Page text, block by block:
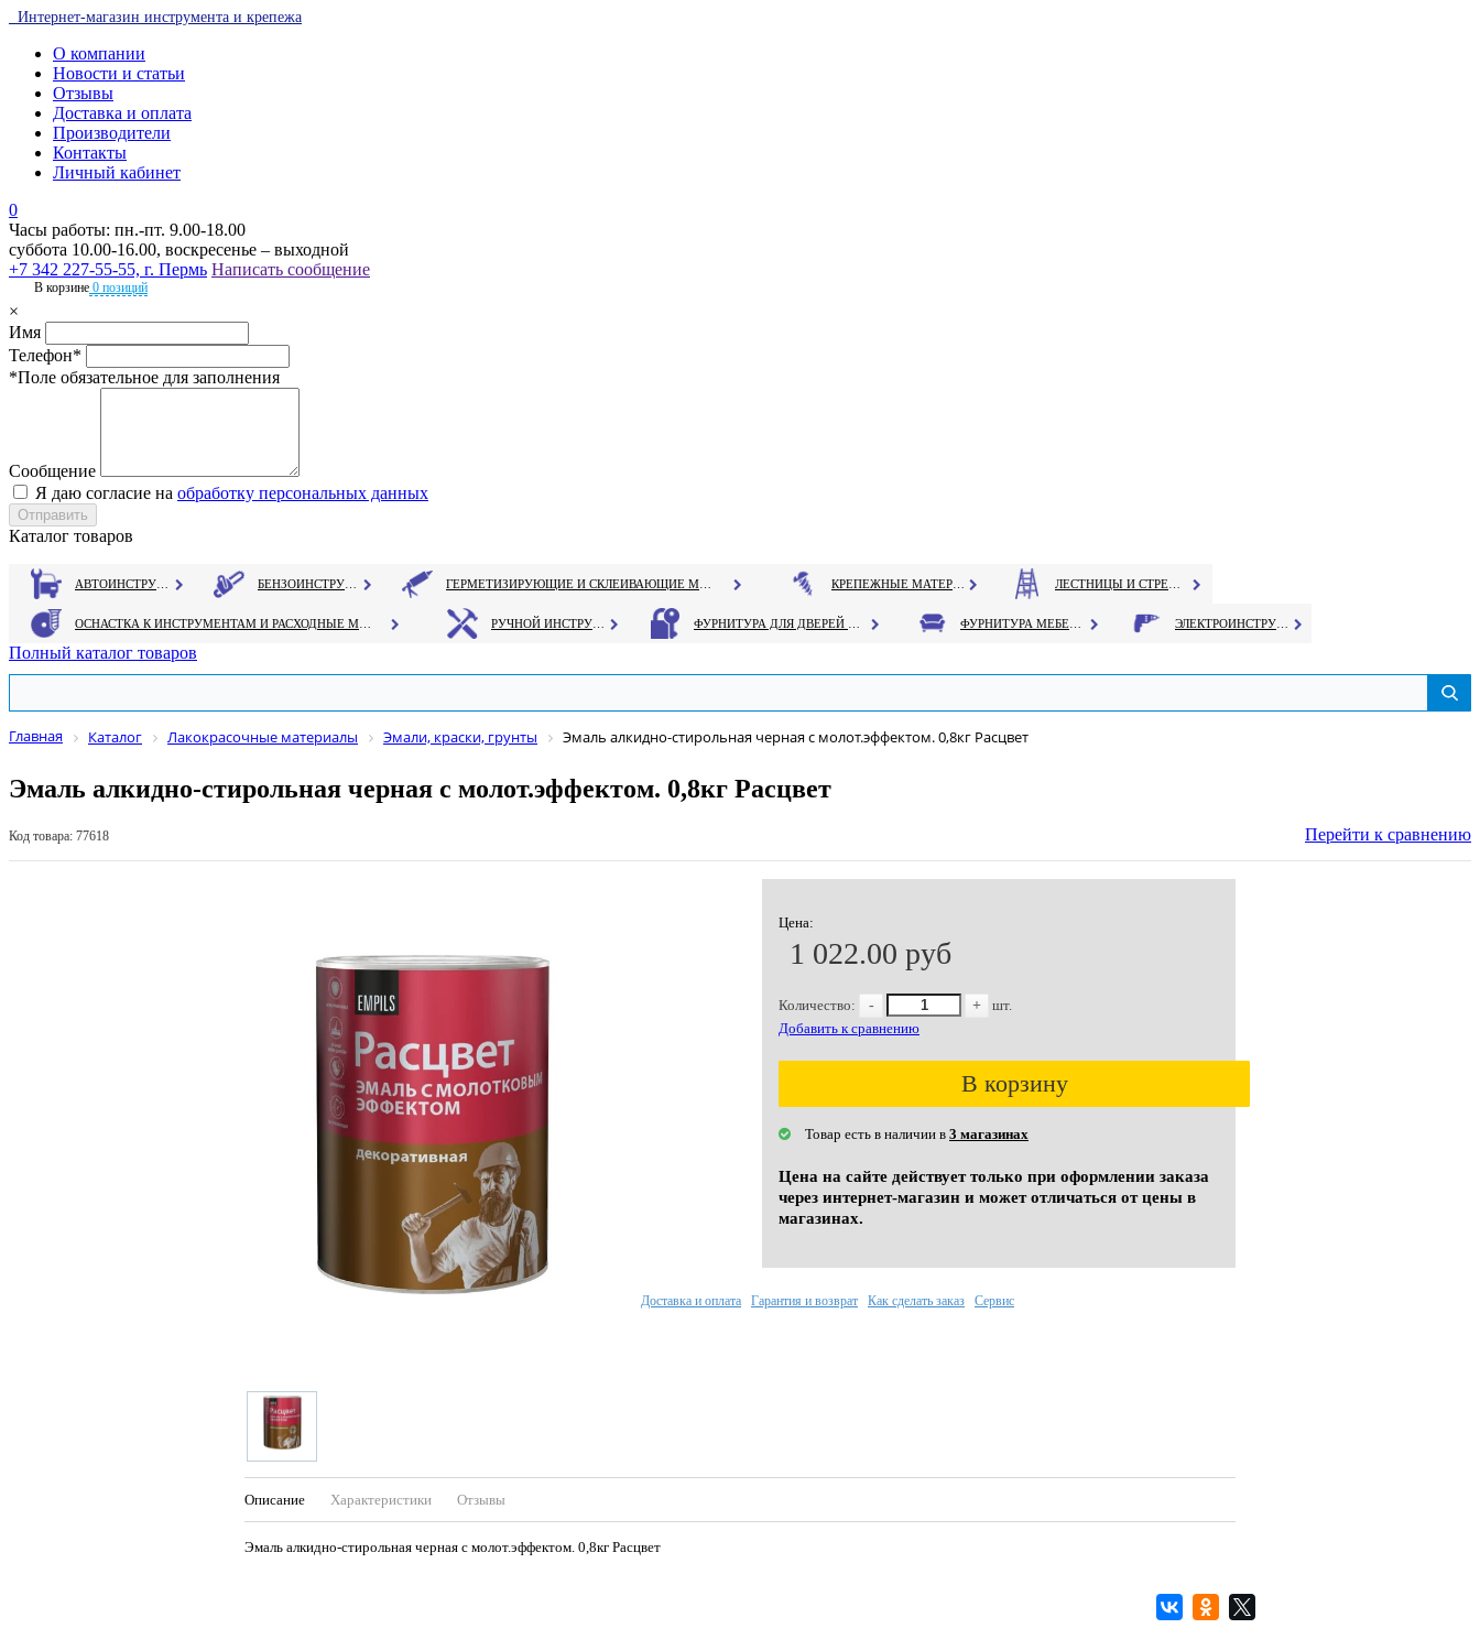
Интернет-магазин инструмента и крепежа
О компании
Новости и статьи
Отзывы
Доставка и оплата
Производители
Контакты
Личный кабинет
0
Часы работы: пн.-пт. 9.00-18.00
суббота 10.00-16.00, воскресенье – выходной
+7 342 227-55-55, г. Пермь Написать сообщение
В корзине 0 позиций
×
Имя
Телефон*
*Поле обязательное для заполнения
Сообщение
Я даю согласие на обработку персональных данных
Каталог товаров
Полный каталог товаров
Главная Каталог Лакокрасочные материалы Эмали, краски, грунты Эмаль алкидно-стирольная черная с молот.эффектом. 0,8кг Расцвет
Эмаль алкидно-стирольная черная с молот.эффектом. 0,8кг Расцвет
Код товара: 77618 Перейти к сравнению
Цена:
1 022.00 руб
Количество: - +
шт.
Добавить к сравнению
В корзину
Товар есть в наличии в 3 магазинах
Цена на сайте действует только при оформлении заказа
через интернет-магазин и может отличаться от цены в
магазинах.
Описание Характеристики Отзывы
Эмаль алкидно-стирольная черная с молот.эффектом. 0,8кг Расцвет
Доставка и оплата Гарантия и возврат Как сделать заказ Сервис